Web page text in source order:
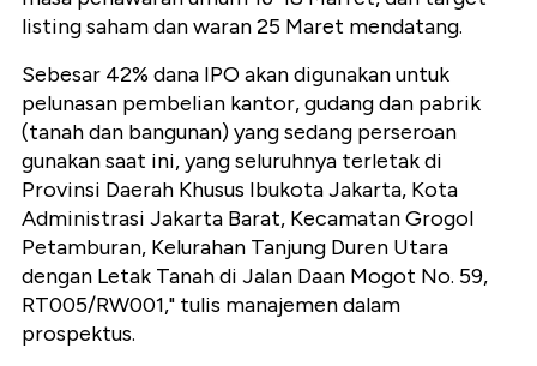
listing saham dan waran 25 Maret mendatang.
Sebesar 42% dana IPO akan digunakan untuk
pelunasan pembelian kantor, gudang dan pabrik
(tanah dan bangunan) yang sedang perseroan
gunakan saat ini, yang seluruhnya terletak di
Provinsi Daerah Khusus Ibukota Jakarta, Kota
Administrasi Jakarta Barat, Kecamatan Grogol
Petamburan, Kelurahan Tanjung Duren Utara
dengan Letak Tanah di Jalan Daan Mogot No. 59,
RT005/RW001," tulis manajemen dalam
prospektus.